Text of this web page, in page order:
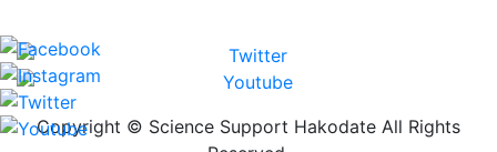
Copyright © Science Support Hakodate All Rights